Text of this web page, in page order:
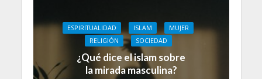
ESPIRITUALIDAD ISLAM
MUJER
RELIGIÓN
SOCIEDAD
¿Qué dice el islam sobre
la mirada masculina?